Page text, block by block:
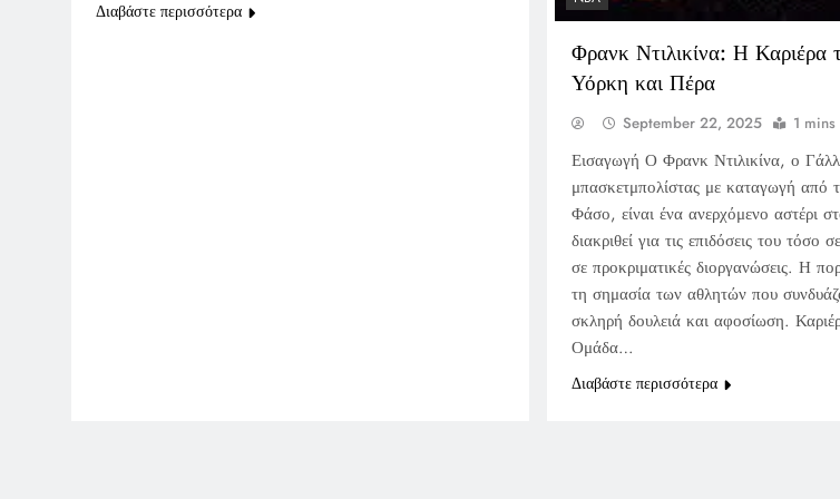
Διαβάστε περισσότερα
Φρανκ Ντιλικίνα: Η Καριέρα
Υόρκη και Πέρα
September 22, 2025 1 mins
Εισαγωγή Ο Φρανκ Ντιλικίνα, ο
μπασκετμπολίστας με καταγωγή από
Φάσο, είναι ένα ανερχόμενο αστέρι
διακριθεί για τις επιδόσεις του τόσο
σε προκριματικές διοργανώσεις. Η
τη σημασία των αθλητών που
σκληρή δουλειά και αφοσίωση.
Ομάδα…
Διαβάστε περισσότερα